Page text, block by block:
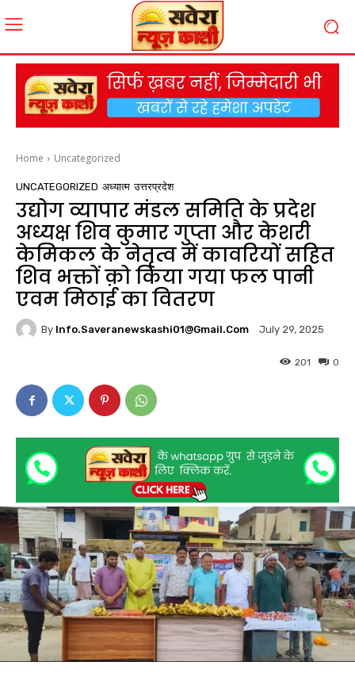
Home Uncategorized
UNCATEGORIZED अध्यात्म उत्तरप्रदेश
उद्योग व्यापार मंडल समिति के प्रदेश
अध्यक्ष शिव कुमार गुप्ता और केशरी
केमिकल के नेतृत्व में कावरियों सहित
शिव भक्तों क़ो किया गया फल पानी
एवम मिठाई का वितरण
By Info.saveranewskashi01@gmail.com July 29, 2025
0
201